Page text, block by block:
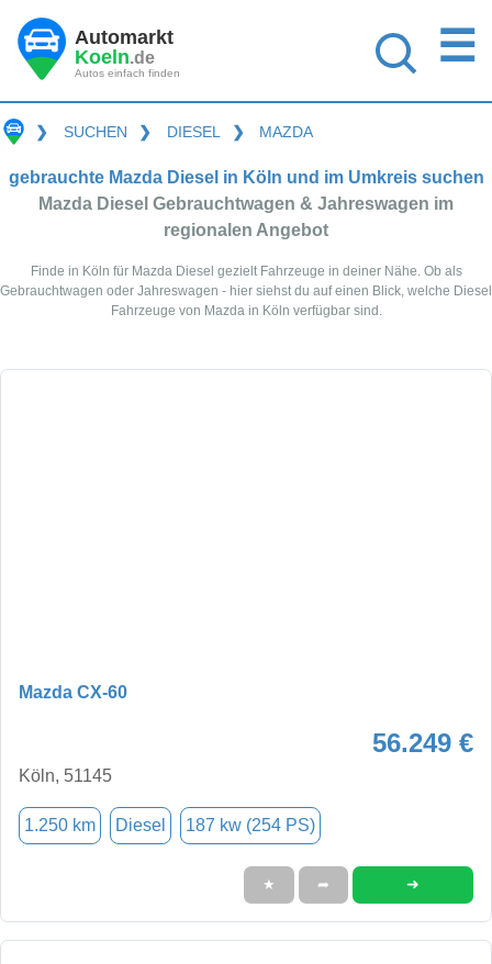
Automarkt
Koeln.de
Autos einfach finden
☰
❯ SUCHEN ❯ DIESEL ❯ MAZDA
gebrauchte Mazda Diesel in Köln und im Umkreis suchen
Mazda Diesel Gebrauchtwagen & Jahreswagen im
regionalen Angebot
Finde in Köln für Mazda Diesel gezielt Fahrzeuge in deiner Nähe. Ob als
Gebrauchtwagen oder Jahreswagen - hier siehst du auf einen Blick, welche Diesel
Fahrzeuge von Mazda in Köln verfügbar sind.
Mazda CX-60
56.249 €
Köln, 51145
1.250 km Diesel 187 kw (254 PS)
★ ➦ ➜